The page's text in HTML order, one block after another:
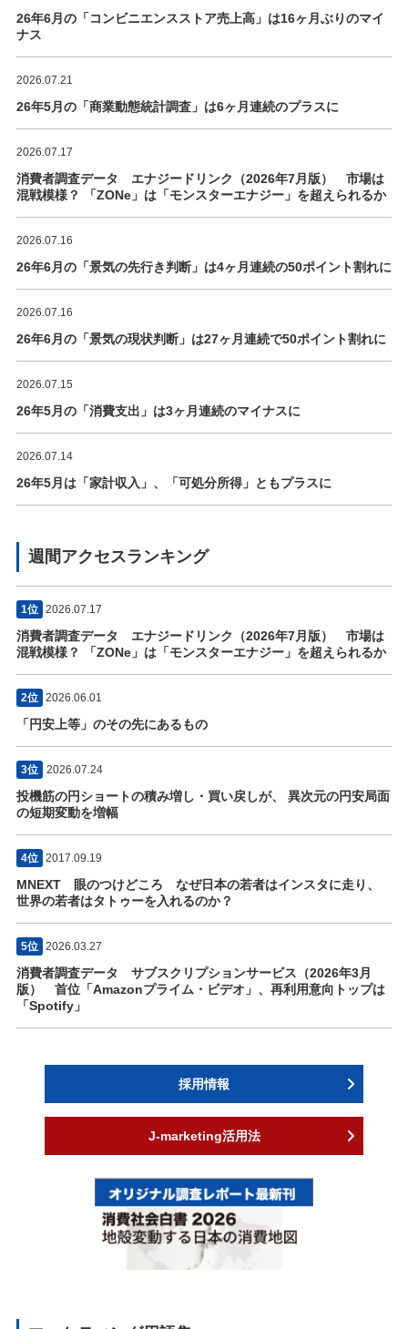
26年6月の「コンビニエンスストア売上高」は16ヶ月ぶりのマイ
ナス
2026.07.21
26年5月の「商業動態統計調査」は6ヶ月連続のプラスに
2026.07.17
消費者調査データ エナジードリンク（2026年7月版） 市場は
混戦模様？ 「ZONe」は「モンスターエナジー」を超えられるか
2026.07.16
26年6月の「景気の先行き判断」は4ヶ月連続の50ポイント割れに
2026.07.16
26年6月の「景気の現状判断」は27ヶ月連続で50ポイント割れに
2026.07.15
26年5月の「消費支出」は3ヶ月連続のマイナスに
2026.07.14
26年5月は「家計収入」、「可処分所得」ともプラスに
週間アクセスランキング
1位 2026.07.17
消費者調査データ エナジードリンク（2026年7月版） 市場は
混戦模様？ 「ZONe」は「モンスターエナジー」を超えられるか
2位 2026.06.01
「円安上等」のその先にあるもの
3位 2026.07.24
投機筋の円ショートの積み増し・買い戻しが、 異次元の円安局面
の短期変動を増幅
4位 2017.09.19
MNEXT 眼のつけどころ なぜ日本の若者はインスタに走り、
世界の若者はタトゥーを入れるのか？
5位 2026.03.27
消費者調査データ サブスクリプションサービス（2026年3月
版） 首位「Amazonプライム・ビデオ」、再利用意向トップは
「Spotify」
採用情報
J-marketing活用法